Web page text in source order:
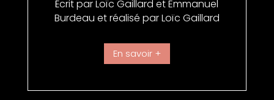
Écrit par Loïc Gaillard et Emmanuel
Burdeau et réalisé par Loïc Gaillard
En savoir +